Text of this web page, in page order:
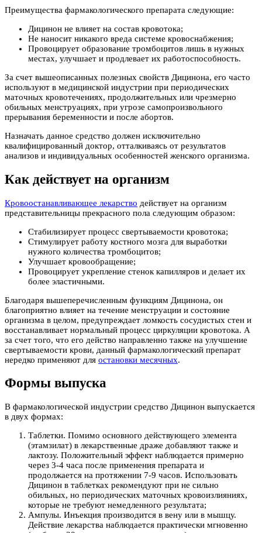
Преимущества фармакологического препарата следующие:
Дицинон не влияет на состав кровотока;
Не наносит никакого вреда системе кровоснабжения;
Провоцирует образование тромбоцитов лишь в нужных
местах, улучшает и продлевает их работоспособность.
За счет вышеописанных полезных свойств Дицинона, его часто
используют в медицинской индустрии при периодических
маточных кровотечениях, продолжительных или чрезмерно
обильных менструациях, при угрозе самопроизвольного
прерывания беременности и после абортов.
Назначать данное средство должен исключительно
квалифицированный доктор, отталкиваясь от результатов
анализов и индивидуальных особенностей женского организма.
Как действует на организм
Кровоостанавливающее лекарство действует на организм
представительницы прекрасного пола следующим образом:
Стабилизирует процесс свертываемости кровотока;
Стимулирует работу костного мозга для выработки
нужного количества тромбоцитов;
Улучшает кровообращение;
Провоцирует укрепление стенок капилляров и делает их
более эластичными.
Благодаря вышеперечисленным функциям Дицинона, он
благоприятно влияет на течение менструации и состояние
организма в целом, предупреждает ломкость сосудистых стен и
восстанавливает нормальный процесс циркуляции кровотока. А
за счет того, что его действо направленно также на улучшение
свертываемости крови, данный фармакологический препарат
нередко применяют для остановки месячных.
Формы выпуска
В фармакологической индустрии средство Дицинон выпускается
в двух формах:
Таблетки. Помимо основного действующего элемента
(этамзилат) в лекарственные драже добавляют также и
лактозу. Положительный эффект наблюдается примерно
через 3-4 часа после применения препарата и
продолжается на протяжении 7-9 часов. Использовать
Дицинон в таблетках рекомендуют при не сильно
обильных, но периодических маточных кровоизлияниях,
которые не требуют немедленного результата;
Ампулы. Инъекция производится в вену или в мышцу.
Действие лекарства наблюдается практически мгновенно